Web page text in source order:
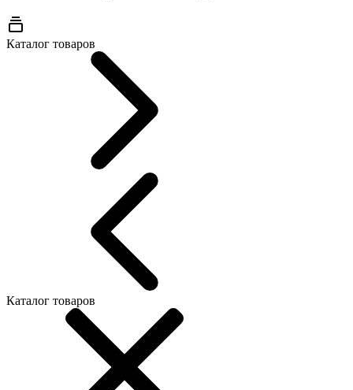
Каталог товаров
Каталог товаров